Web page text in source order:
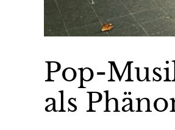
Pop-
als